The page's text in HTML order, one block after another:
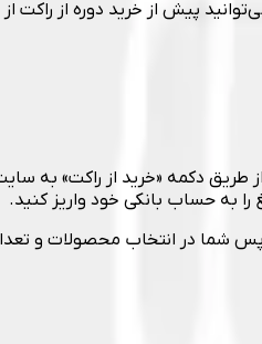
پیش از خرید دوره از
در انتخاب محصولات و